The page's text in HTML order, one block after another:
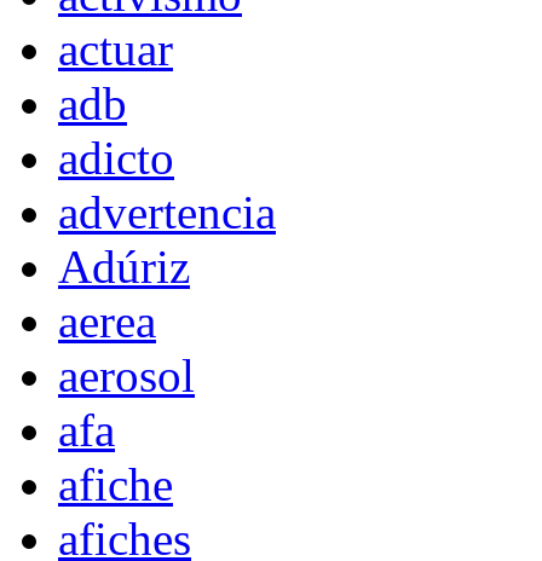
actuar
adb
adicto
advertencia
Adúriz
aerea
aerosol
afa
afiche
afiches